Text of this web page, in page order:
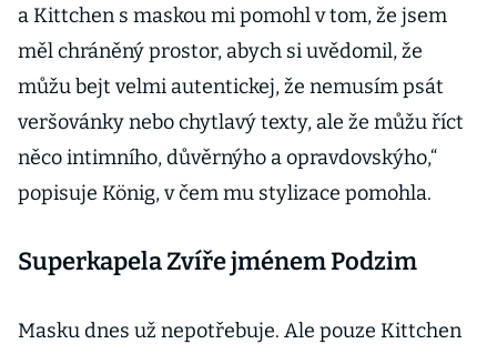
a Kittchen s maskou mi pomohl v tom, že jsem
měl chráněný prostor, abych si uvědomil, že
můžu bejt velmi autentickej, že nemusím psát
veršovánky nebo chytlavý texty, ale že můžu říct
něco intimního, důvěrnýho a opravdovskýho,“
popisuje König, v čem mu stylizace pomohla.
Superkapela Zvíře jménem Podzim
Masku dnes už nepotřebuje. Ale pouze Kittchen